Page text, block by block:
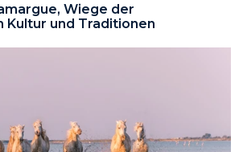
Wiege der
Kultur und Traditionen